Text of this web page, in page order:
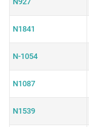
N1841
N-1054
N1087
N1539